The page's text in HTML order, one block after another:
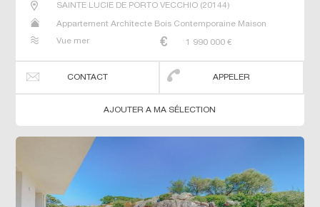
SAINTE LUCIE DE PORTO VECCHIO(20144)
Appartement Architecte Bois Contemporaine Maison
Vue mer
1 990 000 €
CONTACT APPELER
AJOUTER A MA SÉLECTION